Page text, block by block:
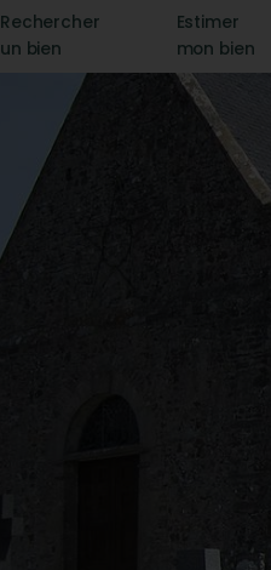
Rechercher
un bien
Estimer
mon bien